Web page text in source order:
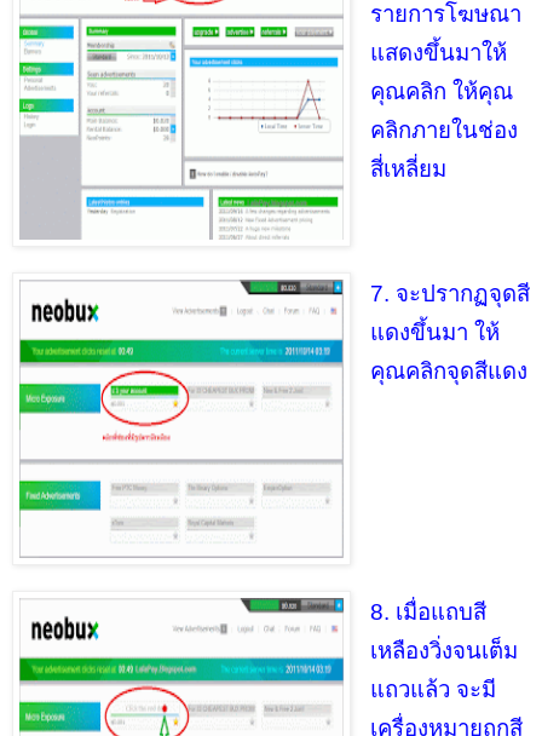
รายการโฆษณา
แสดงขึ้นมาให้
คุณคลิก ให้คุณ
คลิกภายในช่อง
สี่เหลี่ยม
7. จะปรากฏจุดสี
แดงขึ้นมา ให้
คุณคลิกจุดสีแดง
8. เมื่อแถบสี
เหลืองวิ่งจนเต็ม
แถวแล้ว จะมี
เครื่องหมายถูกสี